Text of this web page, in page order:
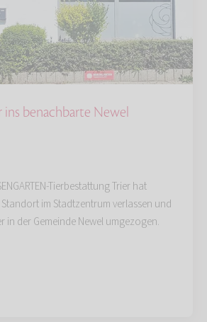
ins benachbarte Newel
Tierbestattung Trier hat
im Stadtzentrum verlassen und
in der Gemeinde Newel umgezogen.